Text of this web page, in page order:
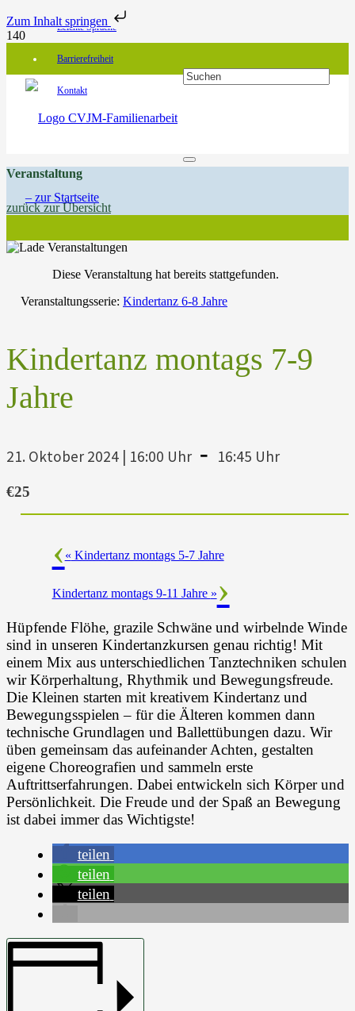
Zum Inhalt springen
Leichte Sprache
Barrierefreiheit
Kontakt
Veranstaltung
zurück zur Übersicht
Diese Veranstaltung hat bereits stattgefunden.
Veranstaltungsserie: Kindertanz 6-8 Jahre
Kindertanz montags 7-9
Jahre
21. Oktober 2024 | 16:00 Uhr - 16:45 Uhr
€25
« Kindertanz montags 5-7 Jahre
Kindertanz montags 9-11 Jahre »
Hüpfende Flöhe, grazile Schwäne und wirbelnde Winde
sind in unseren Kindertanzkursen genau richtig! Mit
einem Mix aus unterschiedlichen Tanztechniken schulen
wir Körperhaltung, Rhythmik und Bewegungsfreude.
Die Kleinen starten mit kreativem Kindertanz und
Bewegungsspielen – für die Älteren kommen dann
technische Grundlagen und Ballettübungen dazu. Wir
üben gemeinsam das aufeinander Achten, gestalten
eigene Choreografien und sammeln erste
Auftrittserfahrungen. Dabei entwickeln sich Körper und
Persönlichkeit. Die Freude und der Spaß an Bewegung
ist dabei immer das Wichtigste!
teilen
teilen
teilen